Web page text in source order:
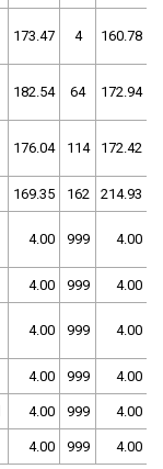
173.47 4 160.78
182.54 64 172.94
176.04 114 172.42
169.35 162 214.93
4.00 999 4.00
4.00 999 4.00
4.00 999 4.00
4.00 999 4.00
4.00 999 4.00
4.00 999 4.00